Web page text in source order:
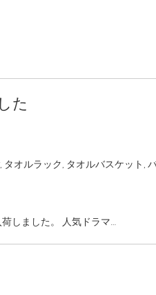
た
, タオルラック, タオルバスケット ,
しました。 人気ドラマ…